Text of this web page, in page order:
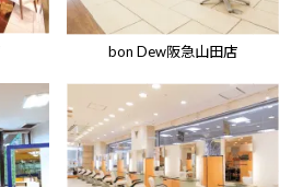
bon Dew阪急山田店